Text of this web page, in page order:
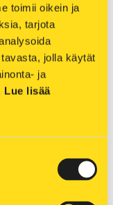
toimii oikein ja
tarjota
jolla käytät
ja
Lue lisää
sekä
että sähkön